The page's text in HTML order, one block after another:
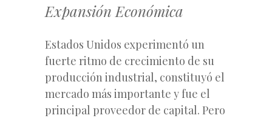
Expansión Económica
Estados Unidos experimentó un
fuerte ritmo de crecimiento de su
producción industrial, constituyó el
mercado más importante y fue el
principal proveedor de capital. Pero